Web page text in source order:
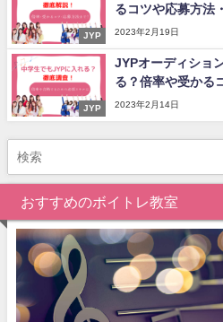
JYP
るコツや応募方法
2023年2月19日
JYP
JYPオーディショ
る？倍率や受かる
2023年2月14日
おすすめのボイトレ教室